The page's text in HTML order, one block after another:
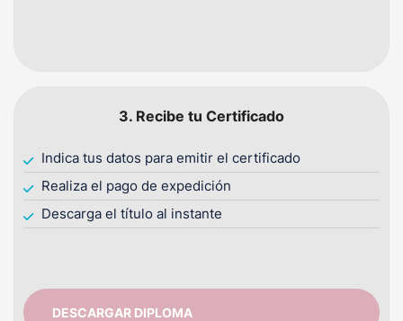
3. Recibe tu Certificado
Indica tus datos para emitir el certificado
Realiza el pago de expedición
Descarga el título al instante
DESCARGAR DIPLOMA